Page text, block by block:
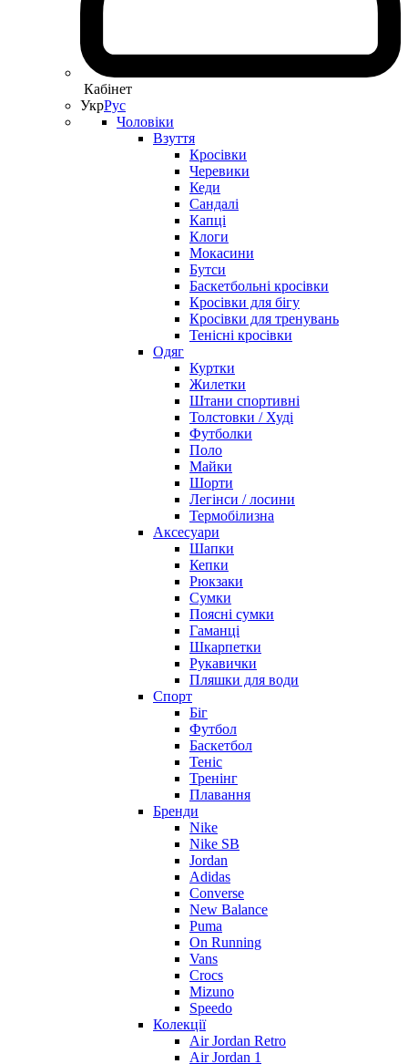
Кабінет
УкрРус
Чоловіки
Взуття
Кросівки
Черевики
Кеди
Сандалі
Капці
Клоги
Мокасини
Бутси
Баскетбольні кросівки
Кросівки для бігу
Кросівки для тренувань
Тенісні кросівки
Одяг
Куртки
Жилетки
Штани спортивні
Толстовки / Худі
Футболки
Поло
Майки
Шорти
Легінси / лосини
Термобілизна
Аксесуари
Шапки
Кепки
Рюкзаки
Сумки
Поясні сумки
Гаманці
Шкарпетки
Рукавички
Пляшки для води
Спорт
Біг
Футбол
Баскетбол
Теніс
Тренінг
Плавання
Бренди
Nike
Nike SB
Jordan
Adidas
Converse
New Balance
Puma
On Running
Vans
Crocs
Mizuno
Speedo
Колекції
Air Jordan Retro
Air Jordan 1